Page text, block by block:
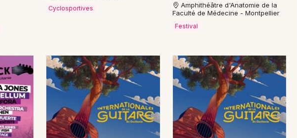
Cyclosportives
Amphithéâtre d'Anatomie de la
Faculté de Médecine - Montpellier
Festival